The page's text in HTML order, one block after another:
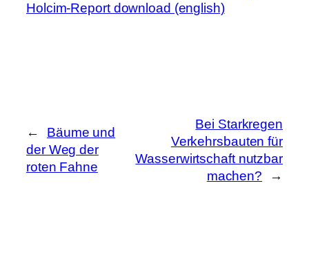
Holcim-Report download (english)
←
Bäume und
der Weg der
roten Fahne
Bei Starkregen
Verkehrsbauten für
Wasserwirtschaft nutzbar
machen?
→